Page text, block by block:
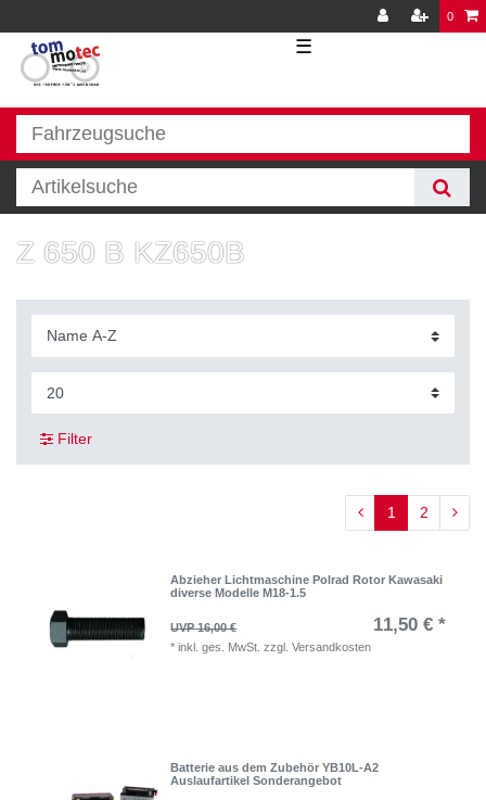
0
☰
Z 650 B KZ650B
Filter
1 2
Abzieher Lichtmaschine Polrad Rotor Kawasaki
diverse Modelle M18-1.5
UVP 16,00 € 11,50 € *
*inkl. ges. MwSt. zzgl.Versandkosten
Batterie aus dem Zubehör YB10L-A2
Auslaufartikel Sonderangebot